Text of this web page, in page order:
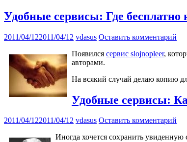
Удобные сервисы: Где
2011/04/122011/04/12 vdasus Оставить комментарий
Появился сервис slojnopleer,
авторами.
На всякий случай делаю копию
Удобные сервисы:
2011/04/122011/04/12 vdasus Оставить комментарий
Иногда хочется сохранить увиденную